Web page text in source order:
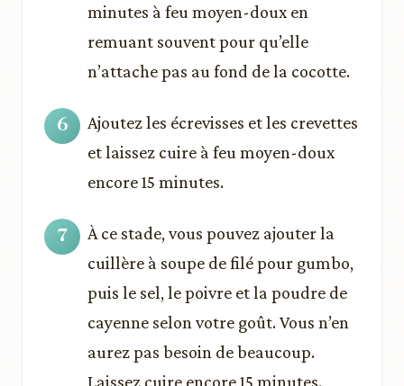
minutes à feu moyen-doux en
remuant souvent pour qu’elle
n’attache pas au fond de la cocotte.
Ajoutez les écrevisses et les crevettes
et laissez cuire à feu moyen-doux
encore 15 minutes.
À ce stade, vous pouvez ajouter la
cuillère à soupe de filé pour gumbo,
puis le sel, le poivre et la poudre de
cayenne selon votre goût. Vous n’en
aurez pas besoin de beaucoup.
Laissez cuire encore 15 minutes.